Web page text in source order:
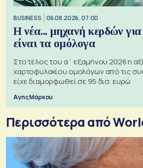
BUSINESS 06.08.2026, 07:00
Η νέα... μηχανή κερδών για
είναι τα ομόλογα
Στο τέλος του α΄ εξαμήνου 2026 η
χαρτοφυλακίου ομολόγων από τις
είχε διαμορφωθεί σε 95 δισ. ευρώ
Αγης Μάρκου
Περισσότερα από